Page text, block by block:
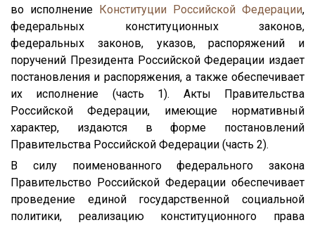
во исполнение Конституции Российской Федерации,
федеральных конституционных законов,
федеральных законов, указов, распоряжений и
поручений Президента Российской Федерации издает
постановления и распоряжения, а также обеспечивает
их исполнение (часть 1). Акты Правительства
Российской Федерации, имеющие нормативный
характер, издаются в форме постановлений
Правительства Российской Федерации (часть 2).
В силу поименованного федерального закона
Правительство Российской Федерации обеспечивает
проведение единой государственной социальной
политики, реализацию конституционного права